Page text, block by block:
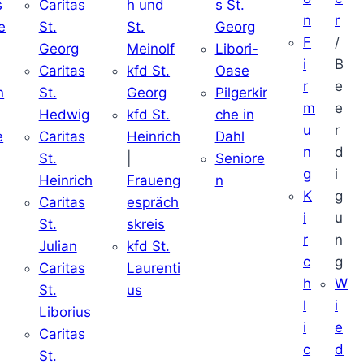
Caritas
St.
Georg
Caritas
St.
Hedwig
Caritas
St.
Heinrich
Caritas
St.
Julian
Caritas
St.
Liborius
Caritas
St.
h und
St.
Meinolf
kfd St.
Georg
kfd St.
Heinrich
Fraueng
espräch
skreis
kfd St.
Laurenti
us
s St.
Georg
Libori-
Oase
Pilgerkir
che in
Dahl
Seniore
n
n
F
i
r
m
u
n
g
K
i
r
c
h
l
i
c
r
/
B
e
e
r
d
i
g
u
n
g
W
i
e
d